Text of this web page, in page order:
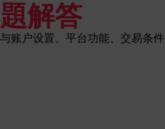
解答
账户设置、平台功能、交易条件